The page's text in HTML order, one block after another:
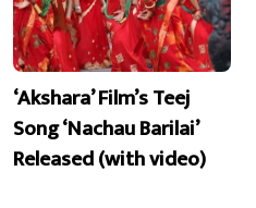
‘Akshara’ Film’s Teej
Song ‘Nachau Barilai’
Released (with video)